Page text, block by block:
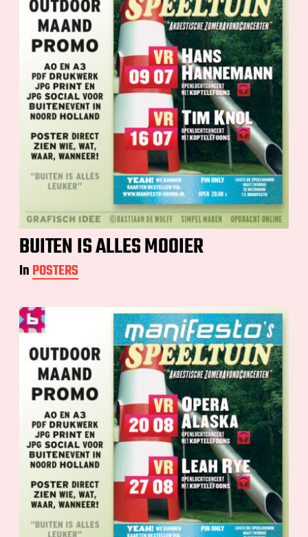
BUITEN IS ALLES MOOIER
InPOSTERS